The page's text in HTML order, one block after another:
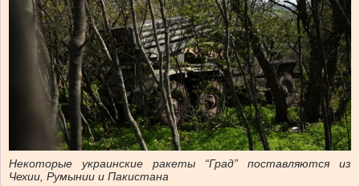
Некоторые украинские ракеты “Град” поставляются из
Чехии, Румынии и Пакистана